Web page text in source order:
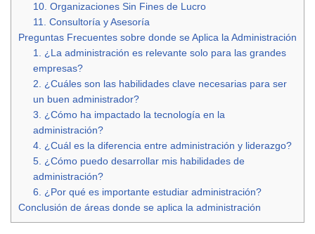
10. Organizaciones Sin Fines de Lucro
11. Consultoría y Asesoría
Preguntas Frecuentes sobre donde se Aplica la Administración
1. ¿La administración es relevante solo para las grandes
empresas?
2. ¿Cuáles son las habilidades clave necesarias para ser
un buen administrador?
3. ¿Cómo ha impactado la tecnología en la
administración?
4. ¿Cuál es la diferencia entre administración y liderazgo?
5. ¿Cómo puedo desarrollar mis habilidades de
administración?
6. ¿Por qué es importante estudiar administración?
Conclusión de áreas donde se aplica la administración